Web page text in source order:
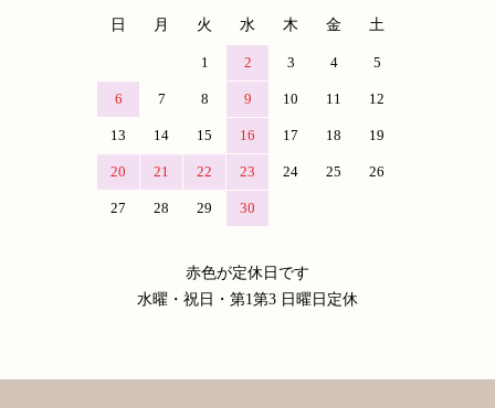
日 月 火 水 木 金 土
1 2 3 4 5
6 7 8 9 10 11 12
13 14 15 16 17 18 19
20 21 22 23 24 25 26
27 28 29 30
赤色が定休日です
水曜・祝日・第1第3 日曜日定休